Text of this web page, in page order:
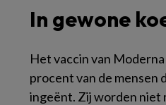
In gewone
Het vaccin van
procent van de mensen
ingeënt. Zij worden niet